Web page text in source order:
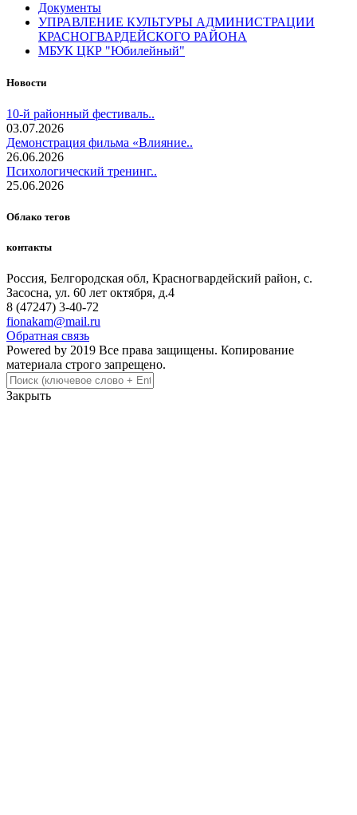
Документы
УПРАВЛЕНИЕ КУЛЬТУРЫ АДМИНИСТРАЦИИ
КРАСНОГВАРДЕЙСКОГО РАЙОНА
МБУК ЦКР "Юбилейный"
Новости
10-й районный фестиваль..
03.07.2026
Демонстрация фильма «Влияние..
26.06.2026
Психологический тренинг..
25.06.2026
Облако тегов
контакты
Россия, Белгородская обл, Красногвардейский район, с.
Засосна, ул. 60 лет октября, д.4
8 (47247) 3-40-72
fionakam@mail.ru
Обратная связь
Powered by 2019 Все права защищены. Копирование
материала строго запрещено.
Закрыть